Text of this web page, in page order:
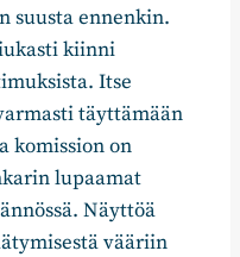
suusta ennenkin.
kiinni
Itse
täyttämään
komission on
lupaamat
Näyttöä
vääriin